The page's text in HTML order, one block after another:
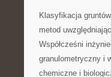
Klasyfikacja
metod
Współcześni
granulometryczny i
chemiczne i